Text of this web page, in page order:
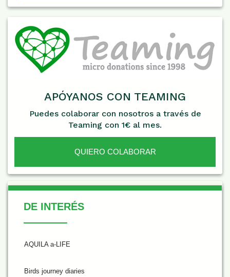
APÓYANOS CON TEAMING
Puedes colaborar con nosotros a través de
Teaming con 1€ al mes.
QUIERO COLABORAR
De Interés
DE INTERÉS
AQUILA a-LIFE
Birds journey diaries